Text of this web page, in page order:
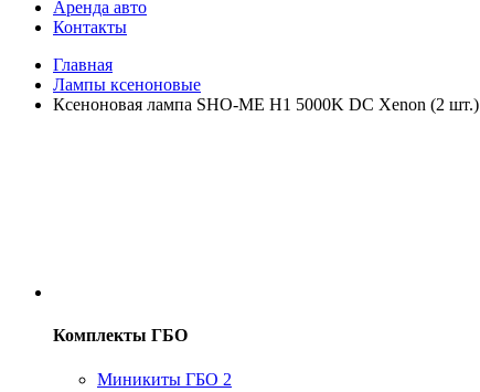
Аренда авто
Контакты
Главная
Лампы ксеноновые
Ксеноновая лампа SHO-ME H1 5000K DC Xenon (2 шт.)
Комплекты ГБО
Миникиты ГБО 2